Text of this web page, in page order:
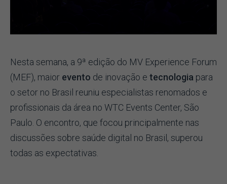
Nesta semana, a 9ª edição do MV Experience Forum
(MEF), maior evento de inovação e tecnologia para
o setor no Brasil reuniu especialistas renomados e
profissionais da área no WTC Events Center, São
Paulo. O encontro, que focou principalmente nas
discussões sobre saúde digital no Brasil, superou
todas as expectativas.